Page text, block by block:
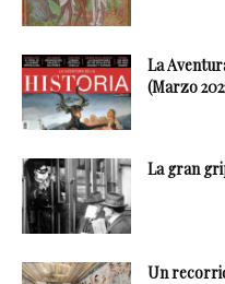
La
(Marzo
La gran
Un